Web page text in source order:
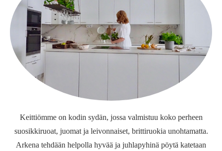
Keittiömme on kodin sydän, jossa valmistuu koko perheen
suosikkiruoat, juomat ja leivonnaiset, brittiruokia unohtamatta.
Arkena tehdään helpolla hyvää ja juhlapyhinä pöytä katetaan